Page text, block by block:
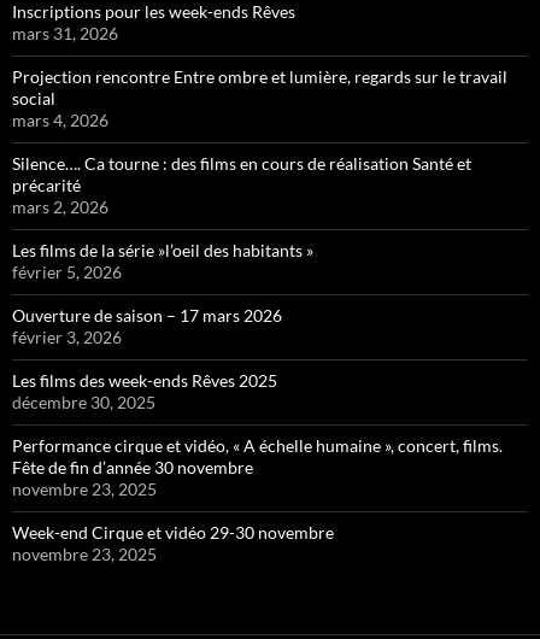
Inscriptions pour les week-ends Rêves
mars 31, 2026
Projection rencontre Entre ombre et lumière, regards sur le travail
social
mars 4, 2026
Silence…. Ca tourne : des films en cours de réalisation Santé et
précarité
mars 2, 2026
Les films de la série »l’oeil des habitants »
février 5, 2026
Ouverture de saison – 17 mars 2026
février 3, 2026
Les films des week-ends Rêves 2025
décembre 30, 2025
Performance cirque et vidéo, « A échelle humaine », concert, films.
Fête de fin d’année 30 novembre
novembre 23, 2025
Week-end Cirque et vidéo 29-30 novembre
novembre 23, 2025